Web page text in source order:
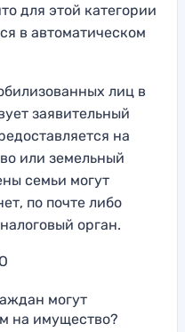
для этой категории
в автоматическом
лиц в
заявительный
на
или земельный
семьи могут
по почте либо
орган.
могут
на имущество?